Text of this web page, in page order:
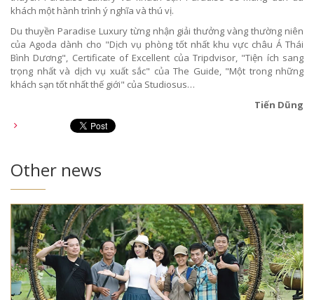
khách một hành trình ý nghĩa và thú vị.
Du thuyền Paradise Luxury từng nhận giải thưởng vàng thường niên
của Agoda dành cho "Dịch vụ phòng tốt nhất khu vực châu Á Thái
Bình Dương", Certificate of Excellent của Tripdvisor, "Tiện ích sang
trọng nhất và dịch vụ xuất sắc" của The Guide, "Một trong những
khách sạn tốt nhất thế giới" của Studiosus…
Tiến Dũng
Other news